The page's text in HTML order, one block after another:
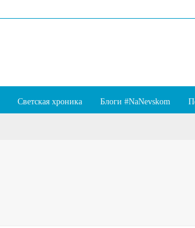
Светская хроника Блоги #NaNevskom